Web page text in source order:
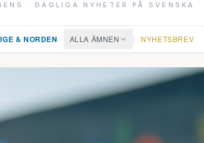
· DAGLIGA NYHETER PÅ SVENSKA
& NORDEN ALLA ÄMNEN | NYHETSBREV